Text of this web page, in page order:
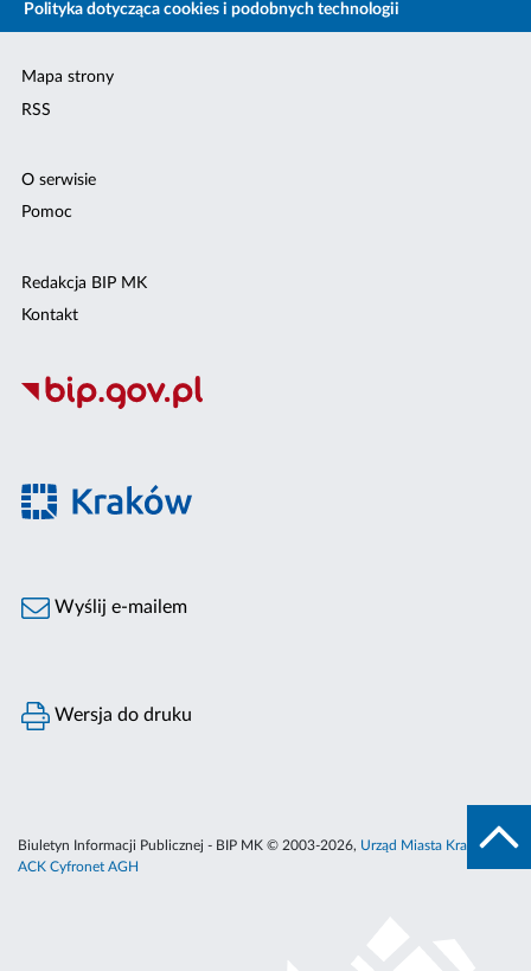
Polityka dotycząca cookies i podobnych technologii
Mapa strony
RSS
O serwisie
Pomoc
Redakcja BIP MK
Kontakt
Wyślij e-mailem
Wersja do druku
Biuletyn Informacji Publicznej - BIP MK © 2003-2026, Urząd Miasta Krakowa
ACK Cyfronet AGH